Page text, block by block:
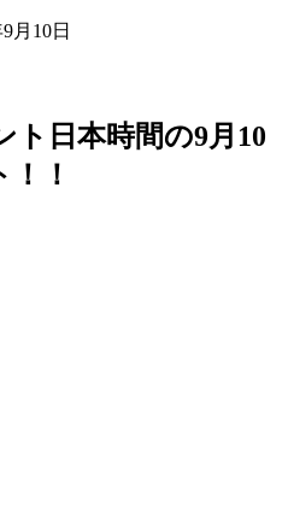
ト日本時間の9月10
！